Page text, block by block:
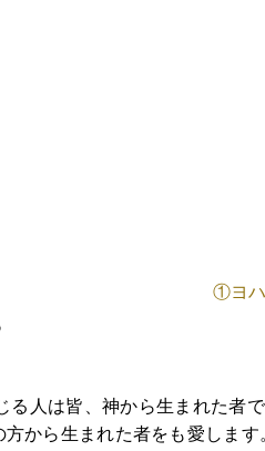
①ヨ
る人は皆、神から生まれた者
から生まれた者をも愛します